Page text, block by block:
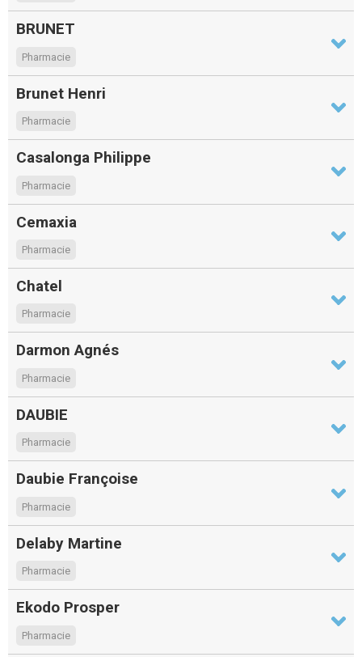
BRUNET
Pharmacie
Brunet Henri
Pharmacie
Casalonga Philippe
Pharmacie
Cemaxia
Pharmacie
Chatel
Pharmacie
Darmon Agnés
Pharmacie
DAUBIE
Pharmacie
Daubie Françoise
Pharmacie
Delaby Martine
Pharmacie
Ekodo Prosper
Pharmacie